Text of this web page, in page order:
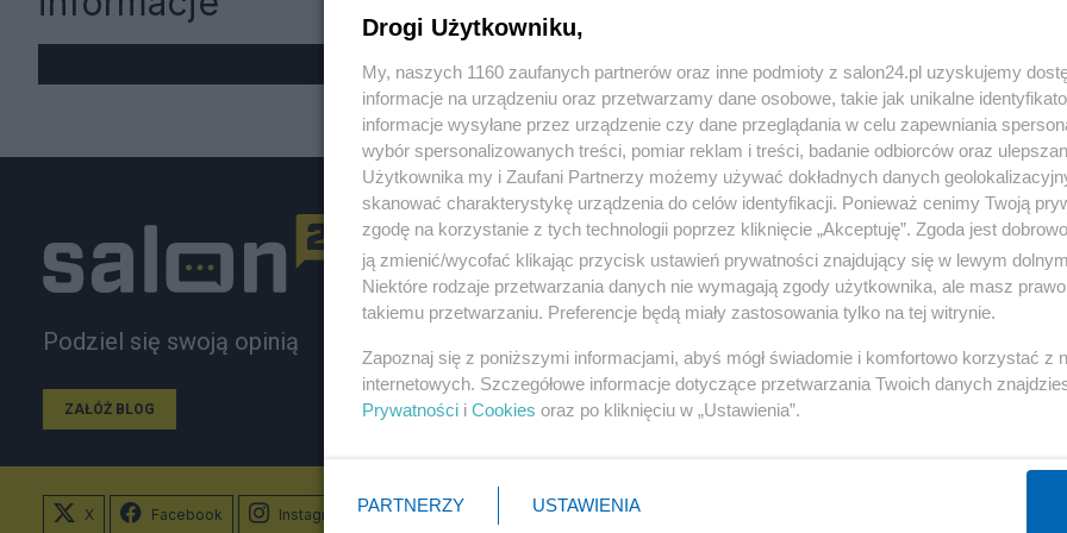
« WRÓĆ DO NOTKI
Podziel się swoją opinią
ZAŁÓŻ BLOG
Polityka
NATO
KO
Imigranci
PiS
Gospodarka
Centralny Port Komunikacyjny
Inwestycje
Podatki
Energetyka
X Facebook Instagram
Drogi Użytkowniku,
My, naszych 1160 zaufanych partnerów oraz inne podmioty z salon24.pl uzyskujemy
informacje na urządzeniu oraz przetwarzamy dane osobowe, takie jak unikalne
informacje wysyłane przez urządzenie czy dane przeglądania w celu zapewniania
wybór spersonalizowanych treści, pomiar reklam i treści, badanie odbiorców oraz
Użytkownika my i Zaufani Partnerzy możemy używać dokładnych danych
skanować charakterystykę urządzenia do celów identyfikacji. Ponieważ cenimy Twoją
zgodę na korzystanie z tych technologii poprzez kliknięcie „Akceptuję”. Zgoda jest
ją zmienić/wycofać klikając przycisk ustawień prywatności znajdujący się w lewym
Niektóre rodzaje przetwarzania danych nie wymagają zgody użytkownika, ale masz
takiemu przetwarzaniu. Preferencje będą miały zastosowania tylko na tej witrynie.
Zapoznaj się z poniższymi informacjami, abyś mógł świadomie i komfortowo korzystać z
internetowych. Szczegółowe informacje dotyczące przetwarzania Twoich danych
Prywatności i Cookies oraz po kliknięciu w „Ustawienia”.
PARTNERZY USTAWIENIA